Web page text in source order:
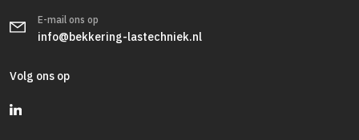
E-mail ons op
info@bekkering-lastechniek.nl
Volg ons op